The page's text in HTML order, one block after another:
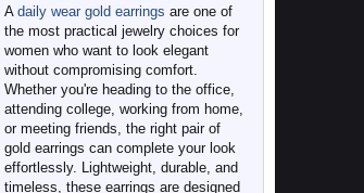
A daily wear gold earrings are one of
the most practical jewelry choices for
women who want to look elegant
without compromising comfort.
Whether you're heading to the office,
attending college, working from home,
or meeting friends, the right pair of
gold earrings can complete your look
effortlessly. Lightweight, durable, and
timeless, these earrings are designed